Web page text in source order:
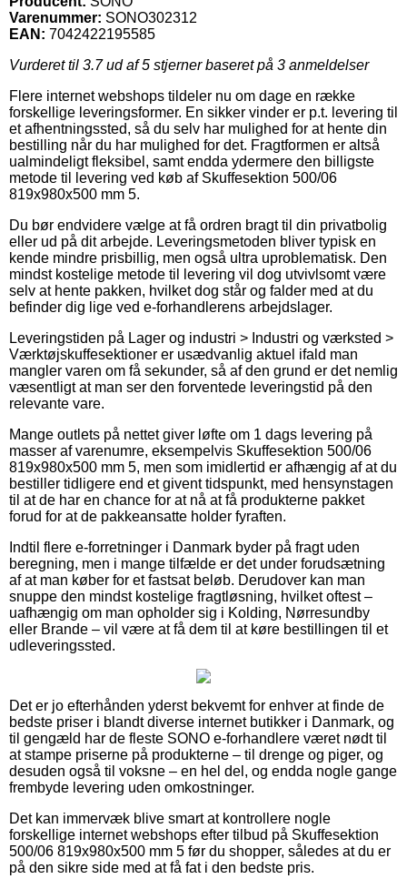
Varenummer: SONO302312
EAN: 7042422195585
Vurderet til 3.7ud af 5 stjerner baseret på 3 anmeldelser
Flere internet webshops tildeler nu om dage en række
forskellige leveringsformer. En sikker vinder er p.t. levering til
et afhentningssted, så du selv har mulighed for at hente din
bestilling når du har mulighed for det. Fragtformen er altså
ualmindeligt fleksibel, samt endda ydermere den billigste
metode til levering ved køb af Skuffesektion 500/06
819x980x500 mm 5.
Du bør endvidere vælge at få ordren bragt til din privatbolig
eller ud på dit arbejde. Leveringsmetoden bliver typisk en
kende mindre prisbillig, men også ultra uproblematisk. Den
mindst kostelige metode til levering vil dog utvivlsomt være
selv at hente pakken, hvilket dog står og falder med at du
befinder dig lige ved e-forhandlerens arbejdslager.
Leveringstiden på Lager og industri > Industri og værksted >
Værktøjskuffesektioner er usædvanlig aktuel ifald man
mangler varen om få sekunder, så af den grund er det nemlig
væsentligt at man ser den forventede leveringstid på den
relevante vare.
Mange outlets på nettet giver løfte om 1 dags levering på
masser af varenumre, eksempelvis Skuffesektion 500/06
819x980x500 mm 5, men som imidlertid er afhængig af at du
bestiller tidligere end et givent tidspunkt, med hensynstagen
til at de har en chance for at nå at få produkterne pakket
forud for at de pakkeansatte holder fyraften.
Indtil flere e-forretninger i Danmark byder på fragt uden
beregning, men i mange tilfælde er det under forudsætning
af at man køber for et fastsat beløb. Derudover kan man
snuppe den mindst kostelige fragtløsning, hvilket oftest –
uafhængig om man opholder sig i Kolding, Nørresundby
eller Brande – vil være at få dem til at køre bestillingen til et
udleveringssted.
Det er jo efterhånden yderst bekvemt for enhver at finde de
bedste priser i blandt diverse internet butikker i Danmark, og
til gengæld har de fleste SONO e-forhandlere været nødt til
at stampe priserne på produkterne – til drenge og piger, og
desuden også til voksne – en hel del, og endda nogle gange
frembyde levering uden omkostninger.
Det kan immervæk blive smart at kontrollere nogle
forskellige internet webshops efter tilbud på Skuffesektion
500/06 819x980x500 mm 5 før du shopper, således at du er
på den sikre side med at få fat i den bedste pris.